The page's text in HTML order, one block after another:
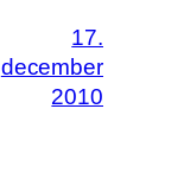
17.
december
2010